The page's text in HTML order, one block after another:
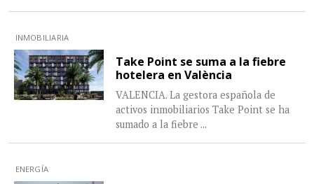
INMOBILIARIA
Take Point se suma a la fiebre
hotelera en València
VALENCIA. La gestora española de
activos inmobiliarios Take Point se ha
sumado a la fiebre ...
ENERGÍA